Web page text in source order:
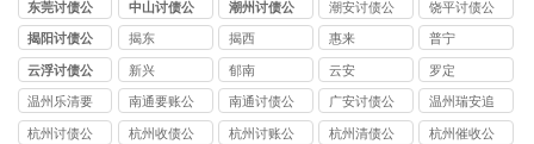
东莞讨债公
司
中山讨债公
司
潮州讨债公
司
潮安讨债公
司
饶平讨债公
司
揭阳讨债公
司
揭东 揭西 惠来 普宁
云浮讨债公
司
新兴 郁南 云安 罗定
温州乐清要
账公司
南通要账公
司如果欠债
南通讨债公
司夫妻之间
广安讨债公
司
温州瑞安追
债公司
杭州讨债公
杭州收债公
杭州讨账公
杭州清债公
杭州催收公